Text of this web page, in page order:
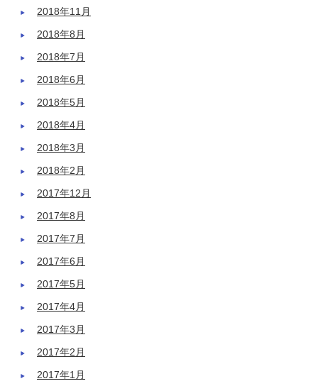
2018年11月
2018年8月
2018年7月
2018年6月
2018年5月
2018年4月
2018年3月
2018年2月
2017年12月
2017年8月
2017年7月
2017年6月
2017年5月
2017年4月
2017年3月
2017年2月
2017年1月